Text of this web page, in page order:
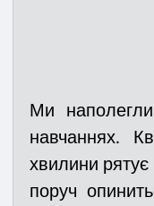
Ми
навчаннях.
хвилини
поруч